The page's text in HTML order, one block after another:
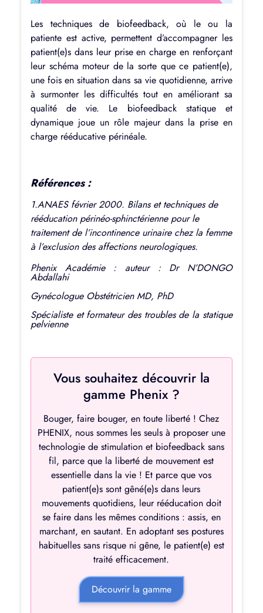
Les techniques de biofeedback, où le ou la
patiente est active, permettent d’accompagner les
patient(e)s dans leur prise en charge en renforçant
leur schéma moteur de la sorte que ce patient(e),
une fois en situation dans sa vie quotidienne, arrive
à surmonter les difficultés tout en améliorant sa
qualité de vie. Le biofeedback statique et
dynamique joue un rôle majeur dans la prise en
charge rééducative périnéale.
Références :
1.ANAES février 2000. Bilans et techniques de
rééducation périnéo-sphinctérienne pour le
traitement de l’incontinence urinaire chez la femme
à l’exclusion des affections neurologiques.
Phenix Académie : auteur : Dr N’DONGO
Abdallahi
Gynécologue Obstétricien MD, PhD
Spécialiste et formateur des troubles de la statique
pelvienne
Vous souhaitez découvrir la
gamme Phenix ?
Bouger, faire bouger, en toute liberté ! Chez
PHENIX, nous sommes les seuls à proposer une
technologie de stimulation et biofeedback sans
fil, parce que la liberté de mouvement est
essentielle dans la vie ! Et parce que vos
patient(e)s sont gêné(e)s dans leurs
mouvements quotidiens, leur rééducation doit
se faire dans les mêmes conditions : assis, en
marchant, en sautant. En adoptant ses postures
habituelles sans risque ni gêne, le patient(e) est
traité efficacement.
Découvrir la gamme